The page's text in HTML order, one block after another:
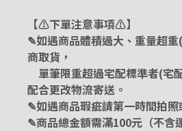
【⚠️下單注意事項⚠️】
✎如遇商品體積過大、重量超
商取貨，
單筆限重超過宅配標準者(宅
配合更改物流寄送。
✎如遇商品瑕疵請第一時間拍照
✎商品總金額需滿100元（不含